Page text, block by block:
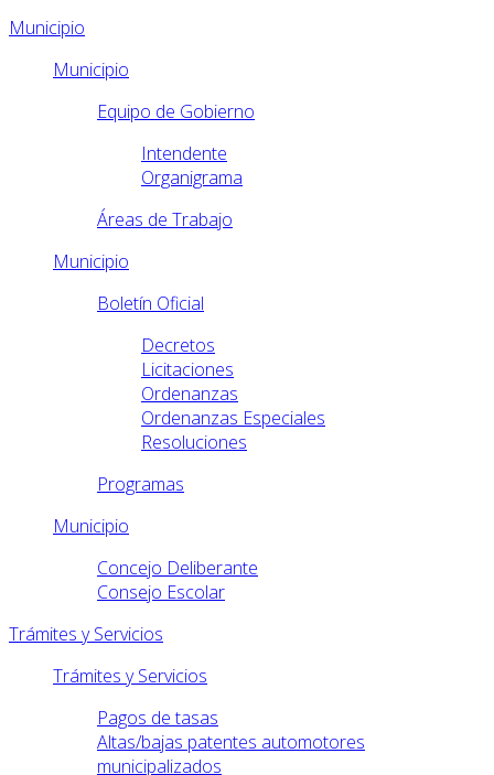
Municipio
Municipio
Equipo de Gobierno
Intendente
Organigrama
Áreas de Trabajo
Municipio
Boletín Oficial
Decretos
Licitaciones
Ordenanzas
Ordenanzas Especiales
Resoluciones
Programas
Municipio
Concejo Deliberante
Consejo Escolar
Trámites y Servicios
Trámites y Servicios
Pagos de tasas
Altas/bajas patentes automotores
municipalizados